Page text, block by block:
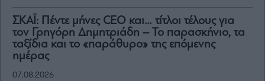
ΣΚΑΪ: Πέντε μήνες CEO και… τίτλοι τέλους για
τον Γρηγόρη Δημητριάδη – Το παρασκήνιο, τα
ταξίδια και το «παράθυρο» της επόμενης
ημέρας
07.08.2026